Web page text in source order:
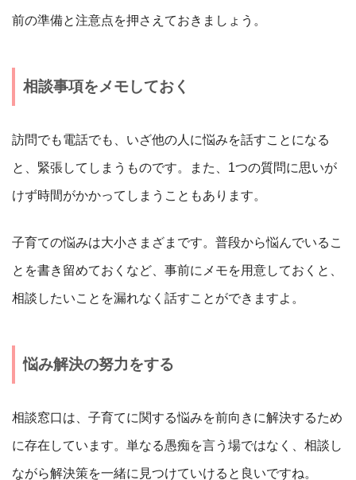
前の準備と注意点を押さえておきましょう。
相談事項をメモしておく
訪問でも電話でも、いざ他の人に悩みを話すことになる
と、緊張してしまうものです。また、1つの質問に思いが
けず時間がかかってしまうこともあります。
子育ての悩みは大小さまざまです。普段から悩んでいるこ
とを書き留めておくなど、事前にメモを用意しておくと、
相談したいことを漏れなく話すことができますよ。
悩み解決の努力をする
相談窓口は、子育てに関する悩みを前向きに解決するため
に存在しています。単なる愚痴を言う場ではなく、相談し
ながら解決策を一緒に見つけていけると良いですね。